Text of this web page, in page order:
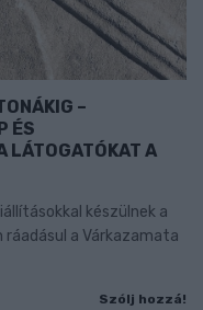
–
ÉS
LÁTOGATÓKAT A
készülnek a
ráadásul a Várkazamata
Szólj hozzá!